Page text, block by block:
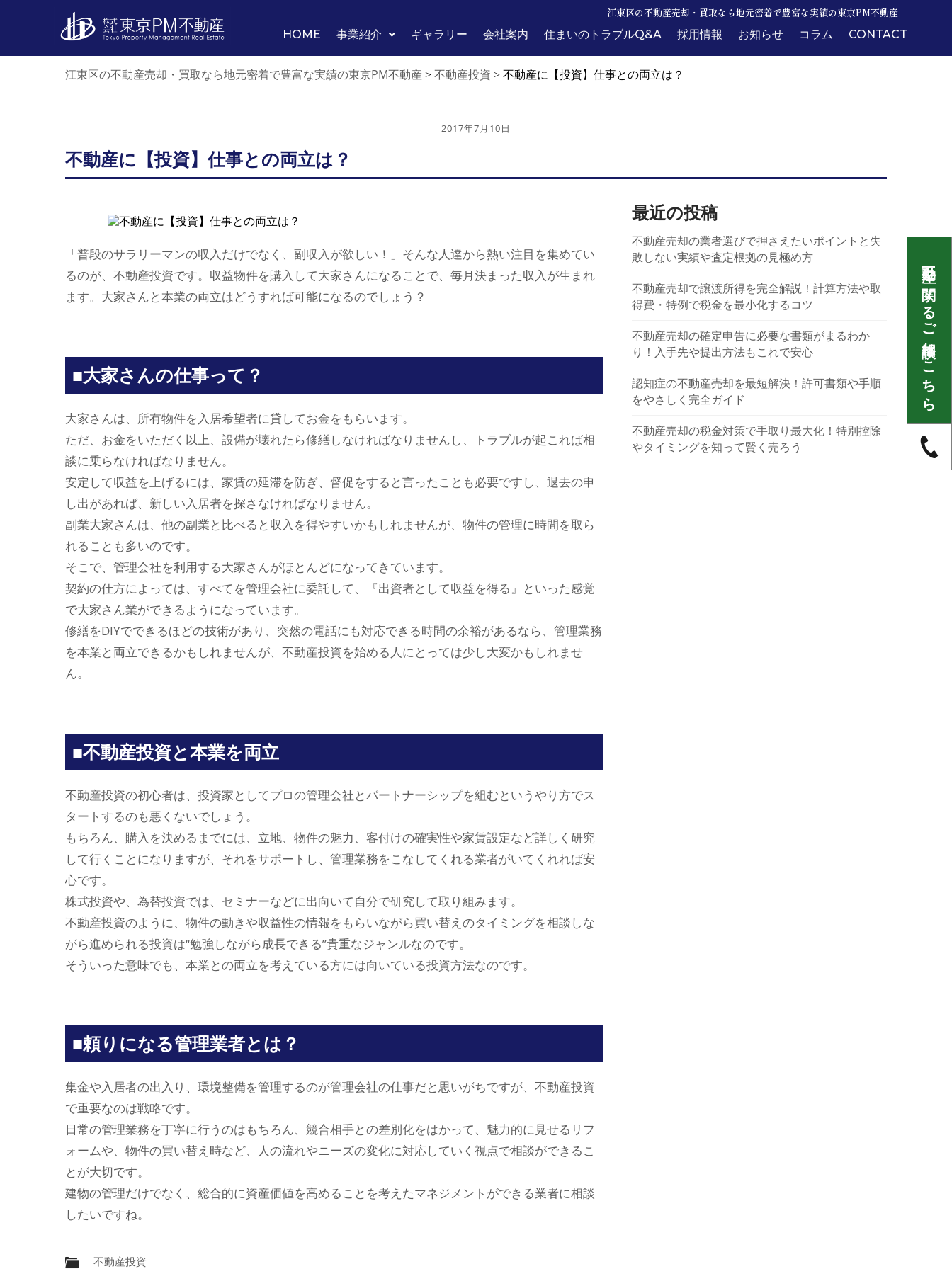
不動産に関するご相談はこちら
江東区の不動産売却・買取なら地元密着で豊富な実績の東京PM不動産
HOME
事業紹介 ギャラリー 会社案内 住まいのトラブルQ&A 採用情報 お知らせ コラム CONTACT
江東区の不動産売却・買取なら地元密着で豊富な実績の東京PM不動産 > 不動産投資 > 不動産に【投資】仕事との両立は？
2017年7月10日
不動産に【投資】仕事との両立は？
「普段のサラリーマンの収入だけでなく、副収入が欲しい！」そんな人達から熱い注目を集めてい
るのが、不動産投資です。収益物件を購入して大家さんになることで、毎月決まった収入が生まれ
ます。大家さんと本業の両立はどうすれば可能になるのでしょう？
■大家さんの仕事って？
大家さんは、所有物件を入居希望者に貸してお金をもらいます。
ただ、お金をいただく以上、設備が壊れたら修繕しなければなりませんし、トラブルが起これば相
談に乗らなければなりません。
安定して収益を上げるには、家賃の延滞を防ぎ、督促をすると言ったことも必要ですし、退去の申
し出があれば、新しい入居者を探さなければなりません。
副業大家さんは、他の副業と比べると収入を得やすいかもしれませんが、物件の管理に時間を取ら
れることも多いのです。
そこで、管理会社を利用する大家さんがほとんどになってきています。
契約の仕方によっては、すべてを管理会社に委託して、『出資者として収益を得る』といった感覚
で大家さん業ができるようになっています。
修繕をDIYでできるほどの技術があり、突然の電話にも対応できる時間の余裕があるなら、管理業務
を本業と両立できるかもしれませんが、不動産投資を始める人にとっては少し大変かもしれませ
ん。
■不動産投資と本業を両立
不動産投資の初心者は、投資家としてプロの管理会社とパートナーシップを組むというやり方でス
タートするのも悪くないでしょう。
もちろん、購入を決めるまでには、立地、物件の魅力、客付けの確実性や家賃設定など詳しく研究
して行くことになりますが、それをサポートし、管理業務をこなしてくれる業者がいてくれれば安
心です。
株式投資や、為替投資では、セミナーなどに出向いて自分で研究して取り組みます。
不動産投資のように、物件の動きや収益性の情報をもらいながら買い替えのタイミングを相談しな
がら進められる投資は“勉強しながら成長できる”貴重なジャンルなのです。
そういった意味でも、本業との両立を考えている方には向いている投資方法なのです。
■頼りになる管理業者とは？
集金や入居者の出入り、環境整備を管理するのが管理会社の仕事だと思いがちですが、不動産投資
で重要なのは戦略です。
日常の管理業務を丁寧に行うのはもちろん、競合相手との差別化をはかって、魅力的に見せるリフ
ォームや、物件の買い替え時など、人の流れやニーズの変化に対応していく視点で相談ができるこ
とが大切です。
建物の管理だけでなく、総合的に資産価値を高めることを考えたマネジメントができる業者に相談
したいですね。
不動産投資
最近の投稿
不動産売却の業者選びで押さえたいポイントと失
敗しない実績や査定根拠の見極め方
不動産売却で譲渡所得を完全解説！計算方法や取
得費・特例で税金を最小化するコツ
不動産売却の確定申告に必要な書類がまるわか
り！入手先や提出方法もこれで安心
認知症の不動産売却を最短解決！許可書類や手順
をやさしく完全ガイド
不動産売却の税金対策で手取り最大化！特別控除
やタイミングを知って賢く売ろう